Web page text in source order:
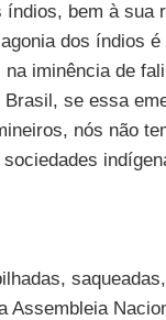
bem à sua
dos índios é
na iminência de
se essa
nós não
saqueadas,
Assembleia